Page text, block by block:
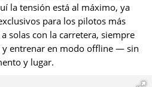
la tensión está al máximo, ya
para los pilotos más
solas con la carretera, siempre
y entrenar en modo offline — sin
y lugar.